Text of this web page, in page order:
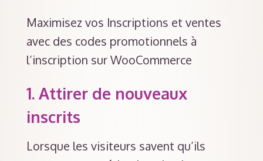
Maximisez vos Inscriptions et ventes
avec des codes promotionnels à
l’inscription sur WooCommerce
1. Attirer de nouveaux
inscrits
Lorsque les visiteurs savent qu’ils